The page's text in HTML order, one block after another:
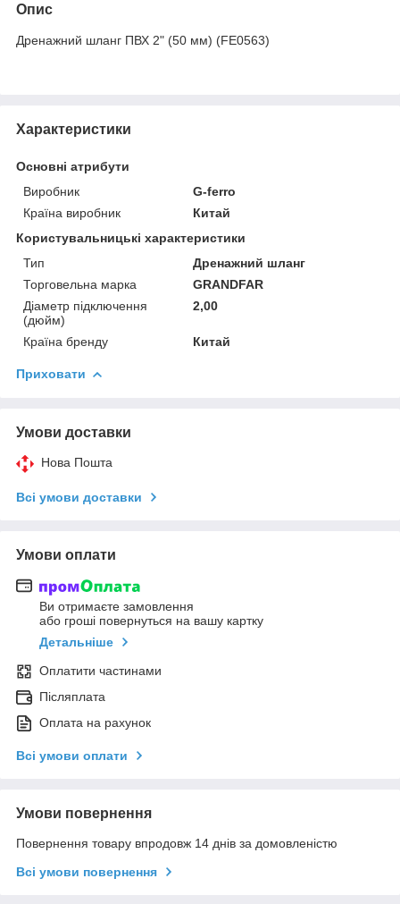
Опис
Дренажний шланг ПВХ 2" (50 мм) (FE0563)
Характеристики
Основні атрибути
Виробник
G-ferro
Країна виробник
Китай
Користувальницькі характеристики
Тип
Дренажний шланг
Торговельна марка
GRANDFAR
Діаметр підключення
(дюйм)
2,00
Країна бренду Китай
Приховати
Умови доставки
Нова Пошта
Всі умови доставки
Умови оплати
Ви отримаєте замовлення
або гроші повернуться на вашу картку
Детальніше
Оплатити частинами
Післяплата
Оплата на рахунок
Всі умови оплати
Умови повернення
Повернення товару впродовж 14 днів за домовленістю
Всі умови повернення